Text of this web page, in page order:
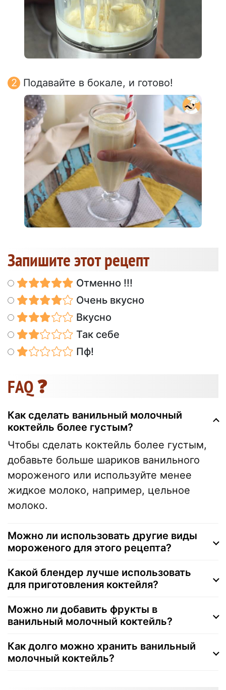
Подавайте в бокале, и готово!
Запишите этот рецепт
Отменно !!!
Очень вкусно
Вкусно
Так себе
Пф!
FAQ ❓
Как сделать ванильный молочный
коктейль более густым?
Чтобы сделать коктейль более густым,
добавьте больше шариков ванильного
мороженого или используйте менее
жидкое молоко, например, цельное
молоко.
Можно ли использовать другие виды
мороженого для этого рецепта?
Какой блендер лучше использовать
для приготовления коктейля?
Можно ли добавить фрукты в
ванильный молочный коктейль?
Как долго можно хранить ванильный
молочный коктейль?